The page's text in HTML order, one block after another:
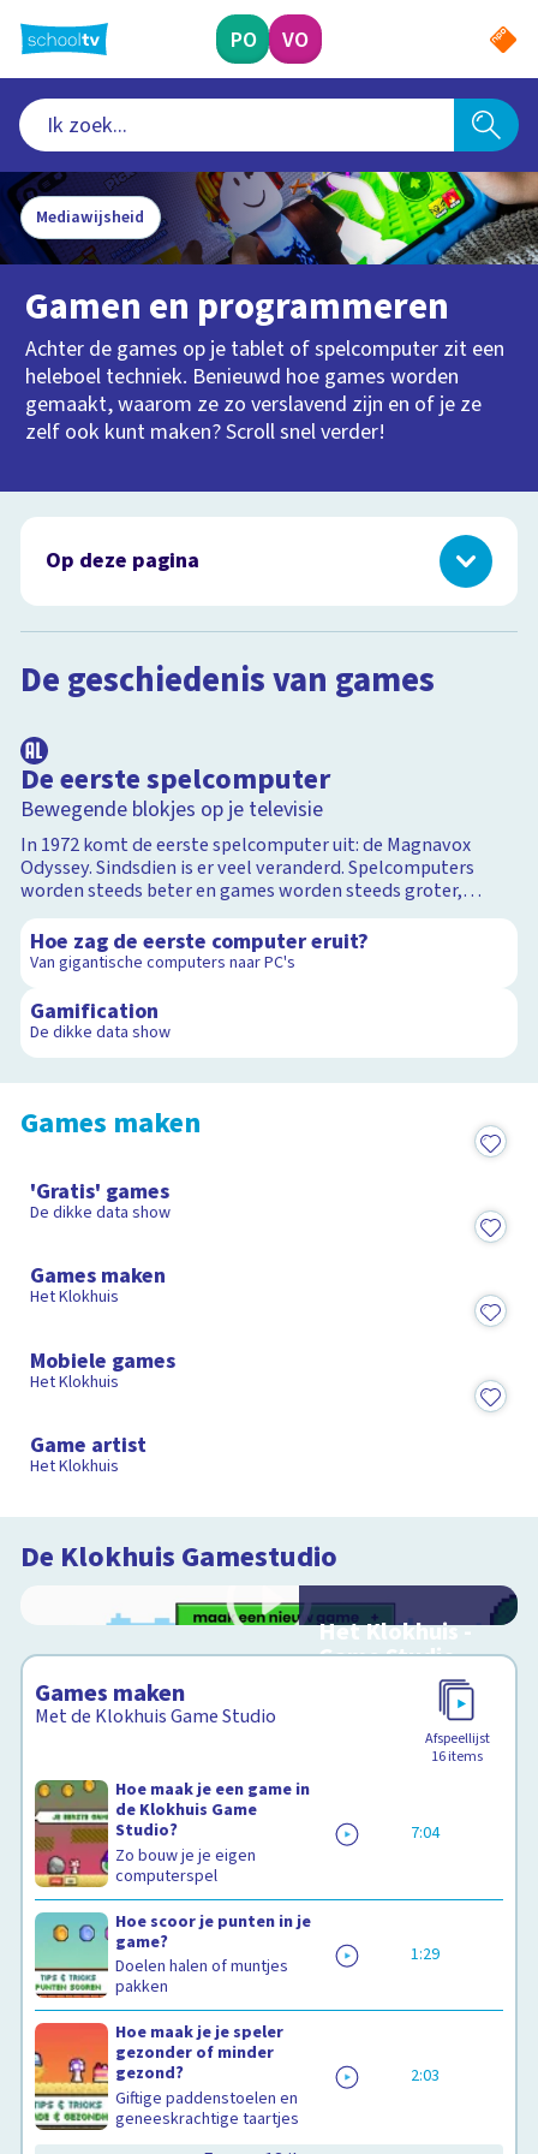
naar
hoofdinhoud
PO VO
Mediawijsheid
Gamen en programmeren
Achter de games op je tablet of spelcomputer zit een
heleboel techniek. Benieuwd hoe games worden
gemaakt, waarom ze zo verslavend zijn en of je ze
zelf ook kunt maken? Scroll snel verder!
Op deze pagina
De Klokhuis Gamestudio
E-sports
Snugger of kletspraat?
Programmeren
De geschiedenis van games
De eerste spelcomputer
Bewegende blokjes op je televisie
In 1972 komt de eerste spelcomputer uit: de Magnavox
Odyssey. Sindsdien is er veel veranderd. Spelcomputers
worden steeds beter en games worden steeds groter,
mooier en meeslepender. Nintendo, Sony en Microsoft zijn
de drie grootste makers van gameconsoles.
1:55
Hoe zag de eerste computer eruit?
Van gigantische computers naar PC's
1:28
Gamification
De dikke data show
20:07
Games maken
'Gratis' games
De dikke data show
Games maken
Het Klokhuis
Mobiele games
Het Klokhuis
Game artist
Het Klokhuis
De Klokhuis Gamestudio
Het Klokhuis -
Game Studio
Maak je eigen game
Games maken
Met de Klokhuis Game Studio
Afspeellijst
16items
Hoe maak je een game in
de Klokhuis Game
Studio?
Zo bouw je je eigen
computerspel
7:04
Hoe scoor je punten in je
game?
Doelen halen of muntjes
pakken
1:29
Hoe maak je je speler
gezonder of minder
gezond?
Giftige paddenstoelen en
geneeskrachtige taartjes
2:03